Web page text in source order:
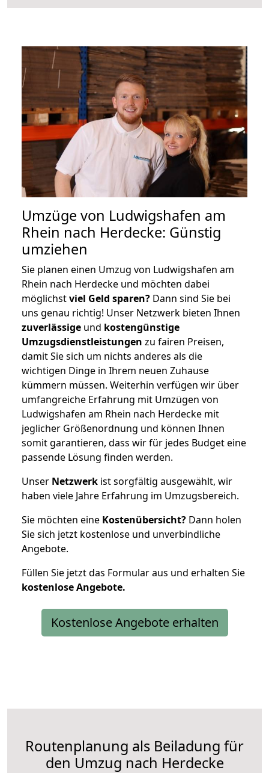
Umzüge von Ludwigshafen am
Rhein nach Herdecke: Günstig
umziehen
Sie planen einen Umzug von Ludwigshafen am
Rhein nach Herdecke und möchten dabei
möglichstviel Geld sparen? Dann sind Sie bei
uns genau richtig! Unser Netzwerk bieten Ihnen
zuverlässige und kostengünstige
Umzugsdienstleistungen zu fairen Preisen,
damit Sie sich um nichts anderes als die
wichtigen Dinge in Ihrem neuen Zuhause
kümmern müssen. Weiterhin verfügen wir über
umfangreiche Erfahrung mit Umzügen von
Ludwigshafen am Rhein nach Herdecke mit
jeglicher Größenordnung und können Ihnen
somit garantieren, dass wir für jedes Budget eine
passende Lösung finden werden.
Unser Netzwerk ist sorgfältig ausgewählt, wir
haben viele Jahre Erfahrung im Umzugsbereich.
Sie möchten eine Kostenübersicht? Dann holen
Sie sich jetzt kostenlose und unverbindliche
Angebote.
Füllen Sie jetzt das Formular aus und erhalten Sie
kostenloseAngebote.
Kostenlose Angebote erhalten
Routenplanung als Beiladung für
den Umzug nach Herdecke